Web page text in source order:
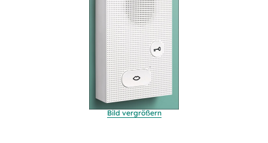
Bild vergrößern